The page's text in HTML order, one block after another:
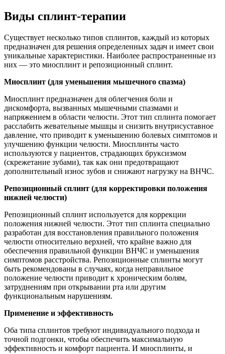
Виды сплинт-терапии
Существует несколько типов сплинтов, каждый из которых
предназначен для решения определенных задач и имеет свои
уникальные характеристики. Наиболее распространенные из
них — это миосплинт и репозиционный сплинт.
Миосплинт (для уменьшения мышечного спазма)
Миосплинт предназначен для облегчения боли и
дискомфорта, вызванных мышечными спазмами и
напряжением в области челюсти. Этот тип сплинта помогает
расслабить жевательные мышцы и снизить внутрисуставное
давление, что приводит к уменьшению болевых симптомов и
улучшению функции челюсти. Миосплинты часто
используются у пациентов, страдающих бруксизмом
(скрежетание зубами), так как они предотвращают
дополнительный износ зубов и снижают нагрузку на ВНЧС.
Репозиционный сплинт (для корректировки положения
нижней челюсти)
Репозиционный сплинт используется для коррекции
положения нижней челюсти. Этот тип сплинта специально
разработан для восстановления правильного положения
челюсти относительно верхней, что крайне важно для
обеспечения правильной функции ВНЧС и уменьшения
симптомов расстройства. Репозиционные сплинты могут
быть рекомендованы в случаях, когда неправильное
положение челюсти приводит к хроническим болям,
затруднениям при открывании рта или другим
функциональным нарушениям.
Применение и эффективность
Оба типа сплинтов требуют индивидуального подхода и
точной подгонки, чтобы обеспечить максимальную
эффективность и комфорт пациента. И миосплинты, и